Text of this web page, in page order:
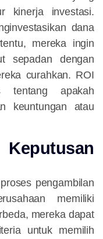
kinerja investasi.
dana
mereka ingin
sepadan dengan
curahkan. ROI
tentang apakah
keuntungan atau
pengambilan
memiliki
mereka dapat
untuk memilih